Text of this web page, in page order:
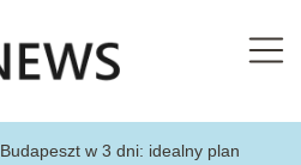
Budapeszt w 3 dni: idealny plan